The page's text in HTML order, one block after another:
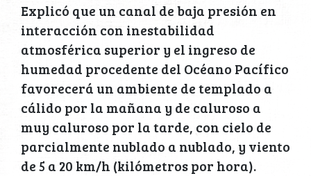
Explicó que un canal de baja presión en
interacción con inestabilidad
atmosférica superior y el ingreso de
humedad procedente del Océano Pacífico
favorecerá un ambiente de templado a
cálido por la mañana y de caluroso a
muy caluroso por la tarde, con cielo de
parcialmente nublado a nublado, y viento
de 5 a 20 km/h (kilómetros por hora).